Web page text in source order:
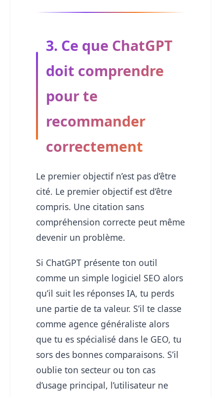
3. Ce que ChatGPT
doit comprendre
pour te
recommander
correctement
Le premier objectif n’est pas d’être
cité. Le premier objectif est d’être
compris. Une citation sans
compréhension correcte peut même
devenir un problème.
Si ChatGPT présente ton outil
comme un simple logiciel SEO alors
qu’il suit les réponses IA, tu perds
une partie de ta valeur. S’il te classe
comme agence généraliste alors
que tu es spécialisé dans le GEO, tu
sors des bonnes comparaisons. S’il
oublie ton secteur ou ton cas
d’usage principal, l’utilisateur ne